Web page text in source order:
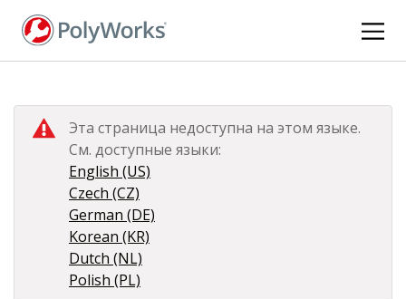
Перейти
Эта страница недоступна на этом языке.
См. доступные языки:
English (US)
Czech (CZ)
German (DE)
Korean (KR)
Dutch (NL)
Polish (PL)